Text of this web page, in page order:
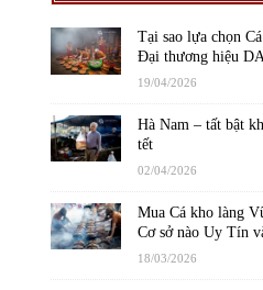
Tại sao lựa chọn
Đại thương hiệu
19/04/2026
Hà Nam – tất bật
tết
02/04/2026
Mua Cá kho làng
Cơ sở nào Uy Tín
18/03/2026